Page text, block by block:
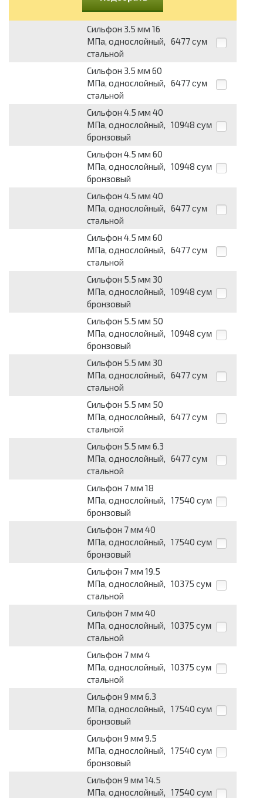
Сильфон 3.5 мм 16
МПа, однослойный,
стальной
6477 сум
Сильфон 3.5 мм 60
МПа, однослойный,
стальной
6477 сум
Сильфон 4.5 мм 40
МПа, однослойный,
бронзовый
10948 сум
Сильфон 4.5 мм 60
МПа, однослойный,
бронзовый
10948 сум
Сильфон 4.5 мм 40
МПа, однослойный,
стальной
6477 сум
Сильфон 4.5 мм 60
МПа, однослойный,
стальной
6477 сум
Сильфон 5.5 мм 30
МПа, однослойный,
бронзовый
10948 сум
Сильфон 5.5 мм 50
МПа, однослойный,
бронзовый
10948 сум
Сильфон 5.5 мм 30
МПа, однослойный,
стальной
6477 сум
Сильфон 5.5 мм 50
МПа, однослойный,
стальной
6477 сум
Сильфон 5.5 мм 6.3
МПа, однослойный,
стальной
6477 сум
Сильфон 7 мм 18
МПа, однослойный,
бронзовый
17540 сум
Сильфон 7 мм 40
МПа, однослойный,
бронзовый
17540 сум
Сильфон 7 мм 19.5
МПа, однослойный,
стальной
10375 сум
Сильфон 7 мм 40
МПа, однослойный,
стальной
10375 сум
Сильфон 7 мм 4
МПа, однослойный,
стальной
10375 сум
Сильфон 9 мм 6.3
МПа, однослойный,
бронзовый
17540 сум
Сильфон 9 мм 9.5
МПа, однослойный,
бронзовый
17540 сум
Сильфон 9 мм 14.5
МПа, однослойный, 17540 сум